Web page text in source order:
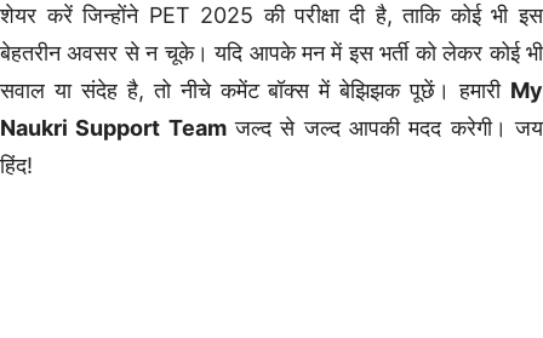
शेयर करें जिन्होंने PET 2025 की परीक्षा दी है, ताकि कोई भी इस
बेहतरीन अवसर से न चूके। यदि आपके मन में इस भर्ती को लेकर कोई भी
सवाल या संदेह है, तो नीचे कमेंट बॉक्स में बेझिझक पूछें। हमारी My
Naukri Support Teamजल्द से जल्द आपकी मदद करेगी। जय
हिंद!